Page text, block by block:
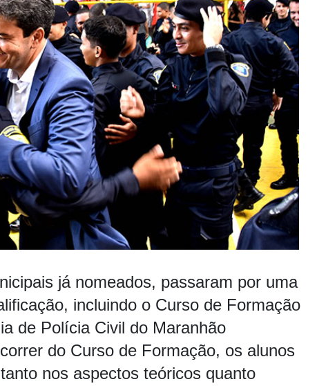
já nomeados, passaram por uma
incluindo o Curso de Formação
de Polícia Civil do Maranhão
do Curso de Formação, os alunos
nos aspectos teóricos quanto